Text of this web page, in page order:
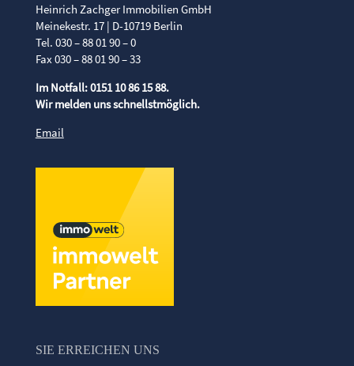
Heinrich Zachger Immobilien GmbH
Meinekestr. 17 | D-10719 Berlin
Tel. 030 – 88 01 90 – 0
Fax 030 – 88 01 90 – 33
Im Notfall: 0151 10 86 15 88.
Wir melden uns schnellstmöglich.
Email
SIE ERREICHEN UNS